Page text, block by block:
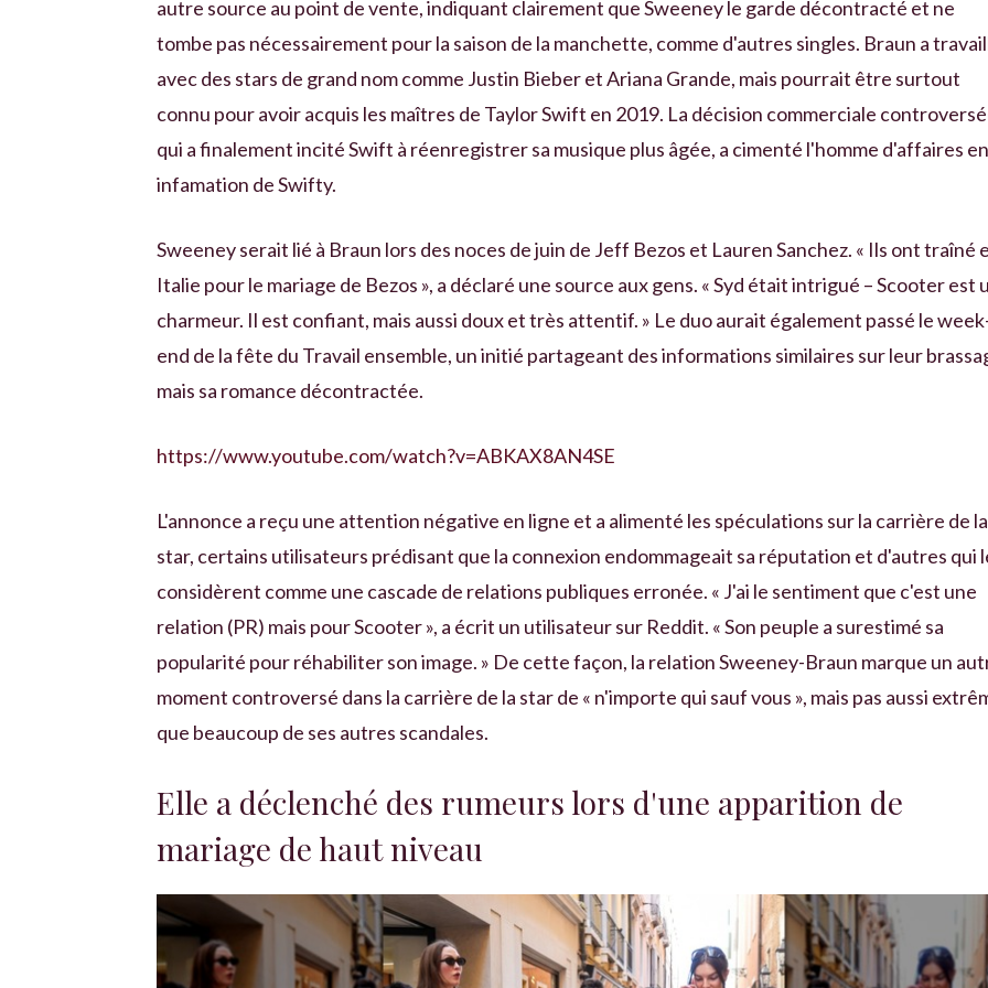
autre source au point de vente, indiquant clairement que Sweeney le garde décontracté et ne
tombe pas nécessairement pour la saison de la manchette, comme d'autres singles. Braun a
avec des stars de grand nom comme Justin Bieber et Ariana Grande, mais pourrait être surtout
connu pour avoir acquis les maîtres de Taylor Swift en 2019. La décision commerciale
qui a finalement incité Swift à réenregistrer sa musique plus âgée, a cimenté l'homme d'affaires en
infamation de Swifty.
Sweeney serait lié à Braun lors des noces de juin de Jeff Bezos et Lauren Sanchez. « Ils ont traîné
Italie pour le mariage de Bezos », a déclaré une source aux gens. « Syd était intrigué – Scooter est
charmeur. Il est confiant, mais aussi doux et très attentif. » Le duo aurait également passé le
end de la fête du Travail ensemble, un initié partageant des informations similaires sur leur
mais sa romance décontractée.
https://www.youtube.com/watch?v=ABKAX8AN4SE
L'annonce a reçu une attention négative en ligne et a alimenté les spéculations sur la carrière de la
star, certains utilisateurs prédisant que la connexion endommageait sa réputation et d'autres qui
considèrent comme une cascade de relations publiques erronée. « J'ai le sentiment que c'est une
relation (PR) mais pour Scooter », a écrit un utilisateur sur Reddit. « Son peuple a surestimé sa
popularité pour réhabiliter son image. » De cette façon, la relation Sweeney-Braun marque un
moment controversé dans la carrière de la star de « n'importe qui sauf vous », mais pas aussi
que beaucoup de ses autres scandales.
Elle a déclenché des rumeurs lors d'une apparition de
mariage de haut niveau